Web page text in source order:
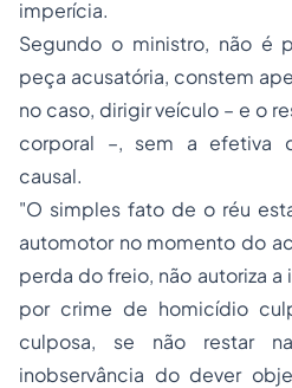
imperícia.
Segundo o ministro, não é
peça acusatória, constem
no caso, dirigir veículo – e o
corporal –, sem a efetiva
causal.
"O simples fato de o réu
automotor no momento do
perda do freio, não autoriza
por crime de homicídio
culposa, se não restar
inobservância do dever